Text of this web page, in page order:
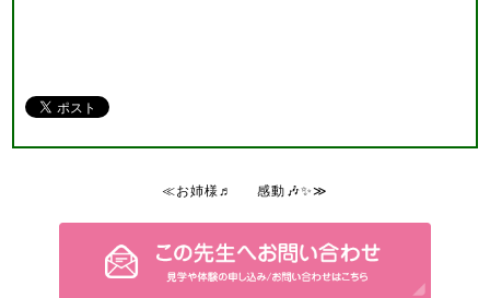
≪お姉様♬ 感動🎶✨≫